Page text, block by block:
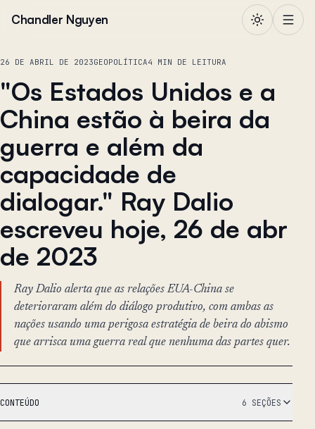
Chandler Nguyen
26 DE ABRIL DE 2023GEOPOLÍTICA4 MIN DE LEITURA
"Os Estados Unidos e a
China estão à beira da
guerra e além da
capacidade de
dialogar." Ray Dalio
escreveu hoje, 26 de abr
de 2023
Ray Dalio alerta que as relações EUA-China se
deterioraram além do diálogo produtivo, com ambas as
nações usando uma perigosa estratégia de beira do abismo
que arrisca uma guerra real que nenhuma das partes quer.
CONTEÚDO 6 SEÇÕES